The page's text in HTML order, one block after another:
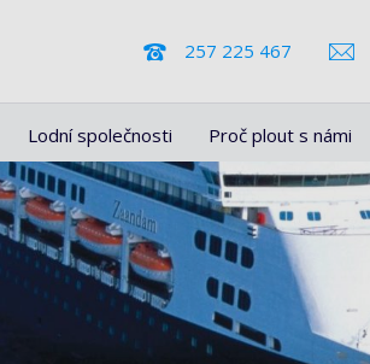
257 225 467
Lodní společnosti Proč plout s námi